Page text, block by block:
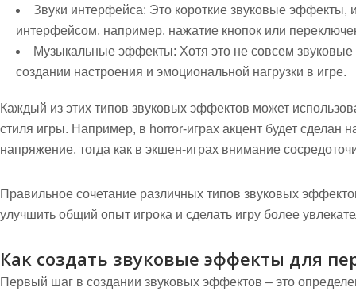
Звуки интерфейса: Это короткие звуковые эффекты,
интерфейсом, например, нажатие кнопок или
Музыкальные эффекты: Хотя это не совсем
создании настроения и эмоциональной нагрузки в игре.
Каждый из этих типов звуковых эффектов может
стиля игры. Например, в horror-играх акцент будет
напряжение, тогда как в экшен-играх внимание
Правильное сочетание различных типов звуковых
улучшить общий опыт игрока и сделать игру более
Как создать звуковые эффекты для
Первый шаг в создании звуковых эффектов – это